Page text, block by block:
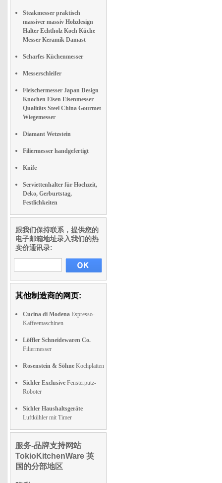
Steakmesser praktisch
massiver massiv Holzdesign
Halter Echtholz Koch Küche
Messer Keramik Damast
Scharfes Küchenmesser
Messerschleifer
Fleischermesser Japan Design
Knochen Eisen Eisenmesser
Qualitäts Steel China Gourmet
Wiegemesser
Diamant Wetzstein
Filiermesser handgefertigt
Knife
Serviettenhalter für Hochzeit,
Deko, Gerburtstag,
Festlichkeiten
跟我们保持联系，提供您的
电子邮箱地址录入我们的热
卖价通讯录:
其他制造商的网页:
Cucina di Modena Espresso-
Kaffeemaschinen
Löffler Schneidewaren Co.
Filiermesser
Rosenstein & Söhne Kochplatten
Sichler Exclusive Fensterputz-
Roboter
Sichler Haushaltsgeräte
Luftkühler mit Timer
服务-品牌支持网站
TokioKitchenWare 英
国的分部地区